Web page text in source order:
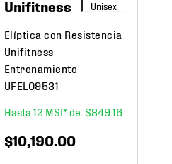
Unifitness
Elíptica con Resistencia
Unifitness
Entrenamiento
UFEL09531
12
$849.16
$10,190.00